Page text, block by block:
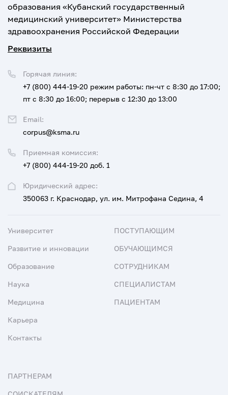
образования «Кубанский государственный
медицинский университет» Министерства
здравоохранения Российской Федерации
Реквизиты
Юридический адрес:
350063 г. Краснодар, ул. им. Митрофана Седина, 4
Приемная комиссия:
+7 (800) 444-19-20 доб. 1
Горячая линия:
+7 (800) 444-19-20 режим работы: пн-чт с 8:30 до 17:00;
пт с 8:30 до 16:00; перерыв с 12:30 до 13:00
Email:
corpus@ksma.ru
Университет
Развитие и инновации
Образование
Наука
Медицина
Карьера
Контакты
ПОСТУПАЮЩИМ
ОБУЧАЮЩИМСЯ
СОТРУДНИКАМ
СПЕЦИАЛИСТАМ
ПАЦИЕНТАМ
ПАРТНЕРАМ